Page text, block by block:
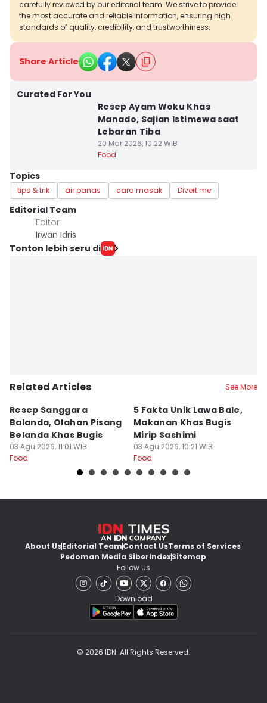
carefully reviewed by our editorial team. We strive to provide
the most accurate and reliable information, ensuring high
standards of quality, credibility, and trustworthiness.
Share Article
Curated For You
Resep Ayam Woku Khas
Manado, Sajian Istimewa saat
Lebaran Tiba
20 Mar 2026, 10:22 WIB
Food
Topics
tips & trik air panas cara masak Divert me
Editorial Team
Editor
Irwan Idris
Tonton lebih seru di
Related Articles See More
Resep Sanggara
Balanda, Olahan Pisang
Belanda Khas Bugis
03 Agu 2026, 11:01 WIB
Food
5 Fakta Unik Lawa Bale,
Makanan Khas Bugis
Mirip Sashimi
03 Agu 2026, 10:21 WIB
Food
About UsEditorial TeamContact UsTerms of Services
Pedoman Media SiberIndexSitemap
Follow Us
Download
© 2026 IDN. All Rights Reserved.